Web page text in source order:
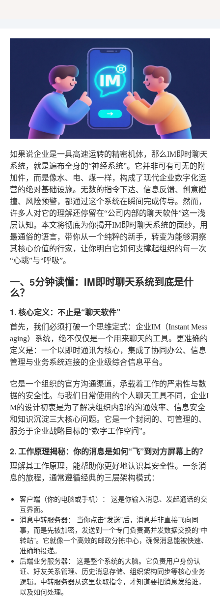
如果说企业是一具高速运转的精密机体，那么IM即时聊天
系统，就是遍布全身的“神经系统”。它并非可有可无的附
加件，而是像水、电、煤一样，构成了现代企业数字化运
营的绝对基础设施。无数的指令下达、信息反馈、创意碰
撞、风险预警，都通过这个系统在瞬间完成传导。然而，
许多人对它的理解还停留在“公司内部的聊天软件”这一浅
层认知。本文将彻底为你揭开IM即时聊天系统的面纱，用
最通俗的语言，带你从一个纯粹的新手，转变为能够洞察
其核心价值的行家，让你明白它如何支撑起组织的每一次
“心跳”与“呼吸”。
一、5分钟读懂：IM即时聊天系统到底是什
么？
1. 核心定义：不止是“聊天软件”
首先，我们必须打破一个思维定式：企业IM（Instant Mess
aging）系统，绝不仅仅是一个用来聊天的工具。更准确的
定义是：一个以即时通讯为核心，集成了协同办公、信息
管理与业务系统连接的企业级综合信息平台。
它是一个组织的官方沟通渠道，承载着工作的严肃性与数
据的安全性。与我们日常使用的个人聊天工具不同，企业I
M的设计初衷是为了解决组织内部的沟通效率、信息安全
和知识沉淀三大核心问题。它是一个封闭的、可管理的、
服务于企业战略目标的“数字工作空间”。
2. 工作原理揭秘：你的消息是如何“飞”到对方屏幕上的？
理解其工作原理，能帮助你更好地认识其安全性。一条消
息的旅程，通常遵循经典的三层架构模式：
客户端（你的电脑或手机）：
这是你输入消息、发起通话的交
互界面。
消息中转服务器：
当你点击“发送”后，消息并非直接飞向同
事，而是先被加密，发送到一个专门负责高并发数据交换的“中
转站”。它就像一个高效的邮政分拣中心，确保消息能被快速、
准确地投递。
后端业务服务器：
这是整个系统的大脑。它负责用户身份认
证、好友关系管理、历史消息存储、组织架构同步等核心业务
逻辑。中转服务器从这里获取指令，才知道要把消息发给谁，
以及如何处理。